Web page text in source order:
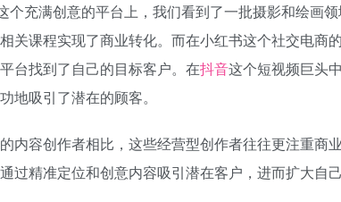
个充满创意的平台上，我们看到了一批摄影和绘画
关课程实现了商业转化。而在小红书这个社交电商
台找到了自己的目标客户。在抖音这个短视频巨头
地吸引了潜在的顾客。
内容创作者相比，这些经营型创作者往往更注重商
过精准定位和创意内容吸引潜在客户，进而扩大自己